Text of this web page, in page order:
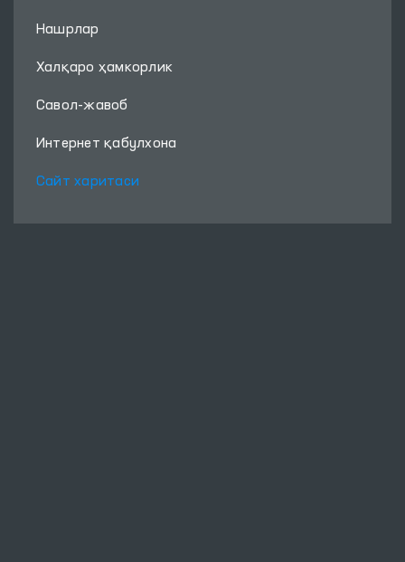
Нашрлар
Халқаро ҳамкорлик
Савол-жавоб
Интернет қабулхона
Сайт харитаси